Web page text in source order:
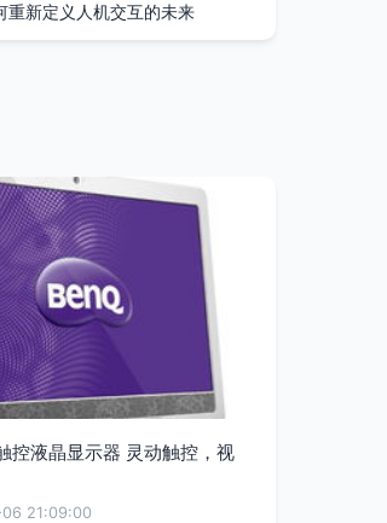
重新定义人机交互的未来
控液晶显示器 灵动触控，视
21:09:00